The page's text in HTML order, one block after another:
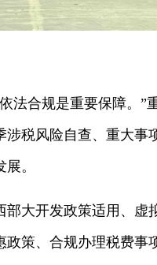
法合规是重要保障。”
税风险自查、重大事
。
大开发政策适用、虚
策、合规办理税费事